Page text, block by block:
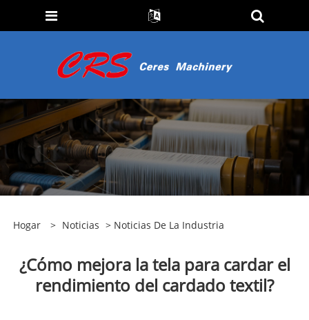
Hogar > Noticias > Noticias De La Industria
¿Cómo mejora la tela para cardar el
rendimiento del cardado textil?